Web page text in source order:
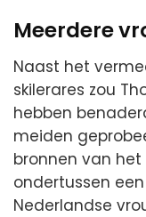
Meerdere
Naast het
skilerares zou
hebben
meiden
bronnen van
ondertussen
Nederlandse